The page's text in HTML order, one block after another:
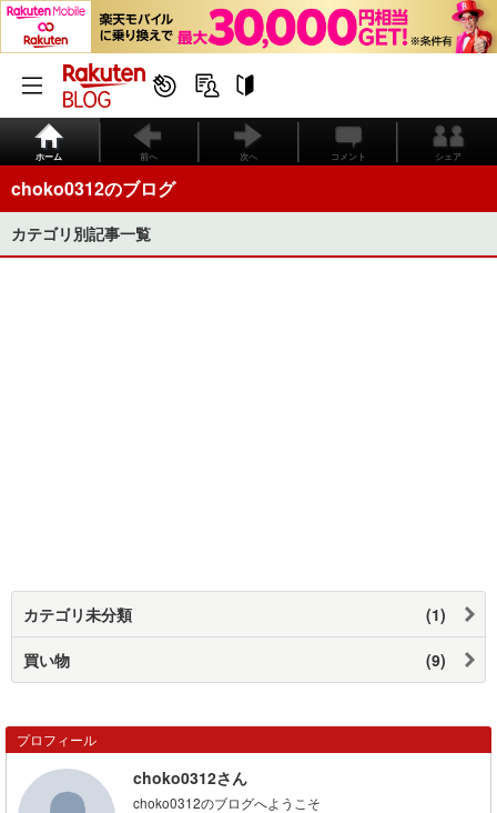
ホーム 前へ 次へ コメント シェア
choko0312のブログ
カテゴリ別記事一覧
カテゴリ未分類 (1)
買い物 (9)
プロフィール
choko0312さん
choko0312のブログへようこそ